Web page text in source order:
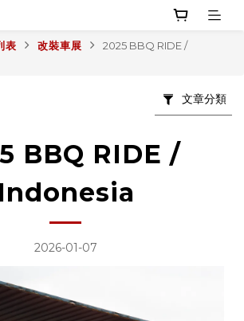
表 改裝車展
2025 BBQ RIDE /
文章分類
BBQ RIDE /
Indonesia
2026-01-07